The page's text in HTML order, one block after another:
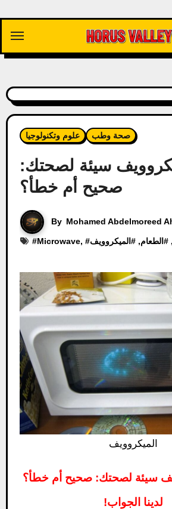
content
علوم وتكنولوجيا صحة وطب
سيئة لصحتك:
صحيح أم خطأ؟
By Mohamed Abdelmoreed
#Microwave, # , # الطعام, # الميكروويف
الميكروويف
سيئة لصحتك: صحيح أم خطأ؟
لدينا الجواب!